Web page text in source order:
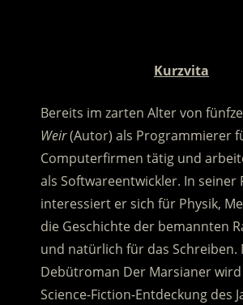
Kurzvita
Bereits im zarten Alter von
Weir(Autor) als Programmierer
Computerfirmen tätig und
als Softwareentwickler. In seiner
interessiert er sich für Physik,
die Geschichte der bemannten
und natürlich für das Schreiben.
Debütroman Der Marsianer
Science-Fiction-Entdeckung des